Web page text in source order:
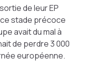
de leur EP
ce stade précoce
avait du mal à
de perdre 3 000
européenne.